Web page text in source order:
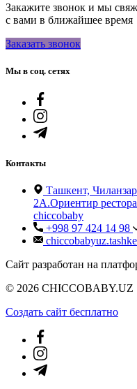
Закажите звонок и мы
с вами в ближайшее время
Заказать звонок
Мы в соц. сетях
Контакты
Ташкент,
2А.Ориентир
chiccobaby
+998 97 424 14 98
Сайт разработан на
© 2026 CHICCOBABY.UZ
Создать cайт бесплатно